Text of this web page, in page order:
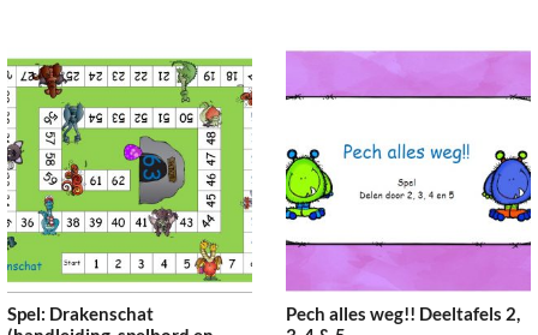
Spel: Drakenschat
Pech alles weg!! Deeltafels 2,